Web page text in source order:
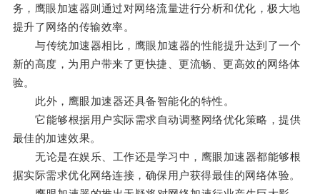
务，鹰眼加速器则通过对网络流量进行分析和优化，极大地
提升了网络的传输效率。
与传统加速器相比，鹰眼加速器的性能提升达到了一个
新的高度，为用户带来了更快捷、更流畅、更高效的网络体
验。
此外，鹰眼加速器还具备智能化的特性。
它能够根据用户实际需求自动调整网络优化策略，提供
最佳的加速效果。
无论是在娱乐、工作还是学习中，鹰眼加速器都能够根
据实际需求优化网络连接，确保用户获得最佳的网络体验。